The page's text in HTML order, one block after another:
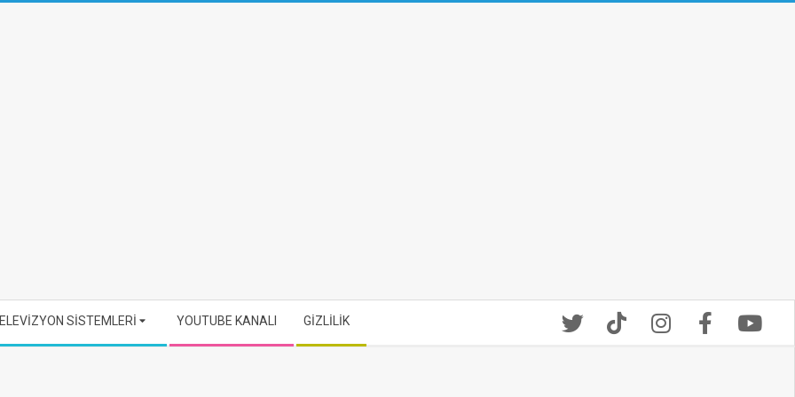
SİSTEMLERİ YOUTUBE KANALI GİZLİLİK